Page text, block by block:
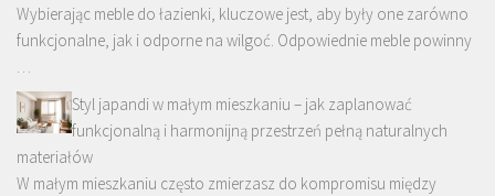
Wybierając meble do łazienki, kluczowe jest, aby były one zarówno
funkcjonalne, jak i odporne na wilgoć. Odpowiednie meble powinny
…
Styl japandi w małym mieszkaniu – jak zaplanować
funkcjonalną i harmonijną przestrzeń pełną naturalnych
materiałów
W małym mieszkaniu często zmierzasz do kompromisu między